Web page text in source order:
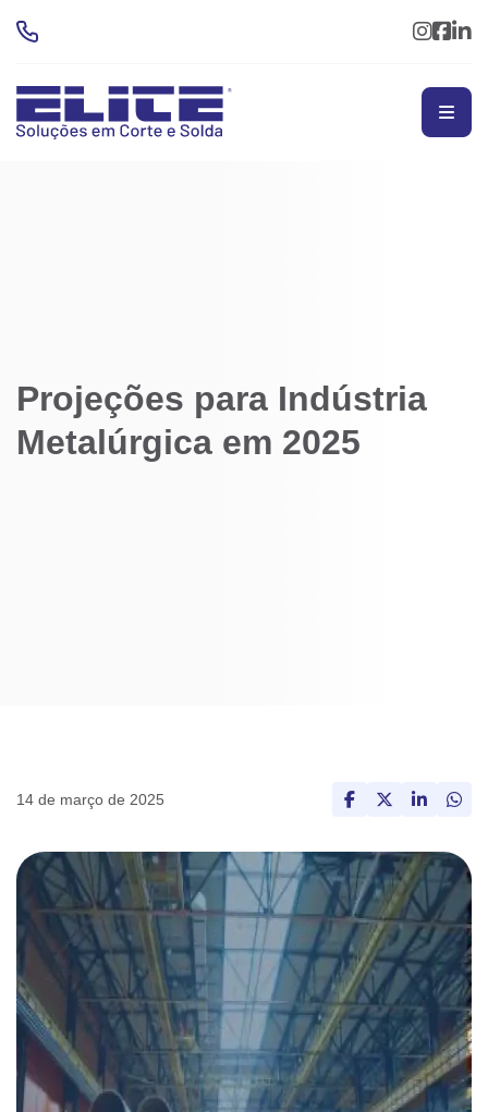
Projeções para Indústria
Metalúrgica em 2025
14 de março de 2025